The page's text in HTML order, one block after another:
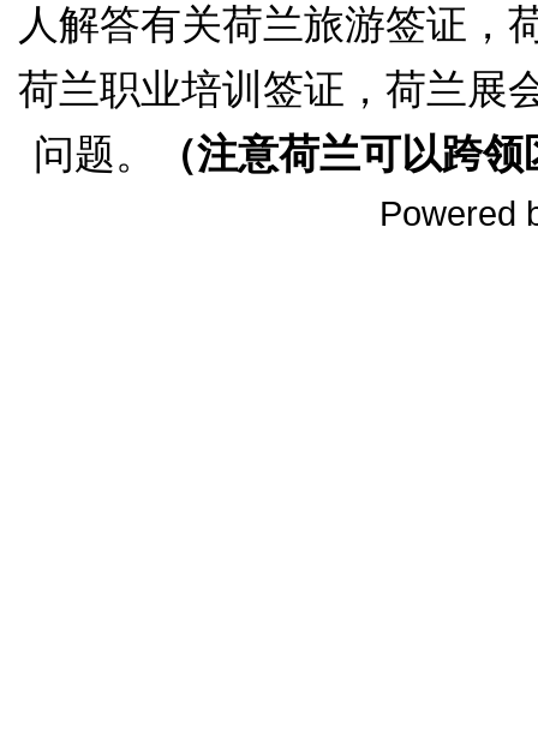
人解答有关荷兰旅游签证，
荷兰职业培训签证，荷兰展
问题。
（注意荷兰可以跨
Powered